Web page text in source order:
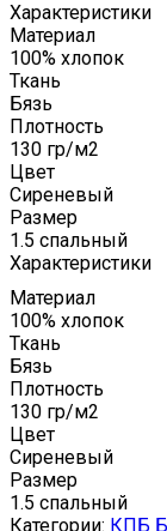
Характеристики
Материал
100% хлопок
Ткань
Бязь
Плотность
130 гр/м2
Цвет
Сиреневый
Размер
1.5 спальный
Характеристики
Материал
100% хлопок
Ткань
Бязь
Плотность
130 гр/м2
Цвет
Сиреневый
Размер
1.5 спальный
Категории: КПБ